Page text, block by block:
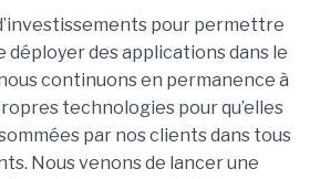
pour permettre
déployer des applications dans le
continuons en permanence à
technologies pour qu’elles
par nos clients dans tous
Nous venons de lancer une